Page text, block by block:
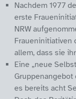
Nachdem 1977
erste
NRW
Fraueninitiativen
allem, dass sie
Eine „neue
es bereits acht